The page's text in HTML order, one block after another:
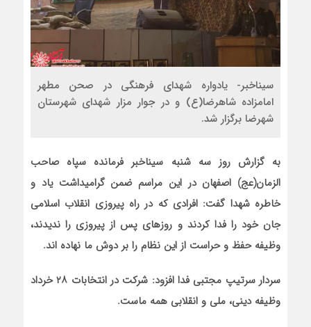
سیناخبر- یادواره شهدای فرهنگی در صحن مطهر
امامزاده شاهرضا(ع) و در جوار مزار شهدای شهرستان
شهرضا برگزار شد.
به گزارش روز سه شنبه سیناخبر فرمانده سپاه صاحب
الزمان(عج) اصفهان در این مراسم ضمن گرامیداشت یاد و
خاطره شهدا گفت: افرادی که در راه پیروزی انقلاب اسلامی
جان خود را فدا کردند و روزهای پس از پیروزی را ندیدند،
وظیفه حفظ و حراست از این نظام را بر دوش ما نهاده اند.
سردار سرتیپ مجتبی فدا افزود: شرکت در انتخابات ۲۸ خرداد
وظیفه دینی، ملی و انقلابی همه ماست.